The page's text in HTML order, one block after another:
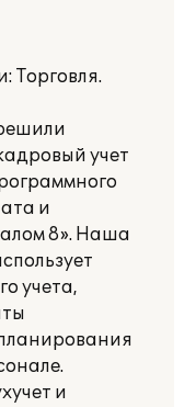
Торговля.
учет
и
8». Наша
учета,
и